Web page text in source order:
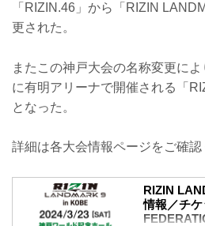
「RIZIN.46」から「RIZIN
更された。
またこの神戸大会の名称変更によ
に有明アリーナで開催される「
となった。
詳細は各大会情報ページをご確認
RIZIN
情報／チ